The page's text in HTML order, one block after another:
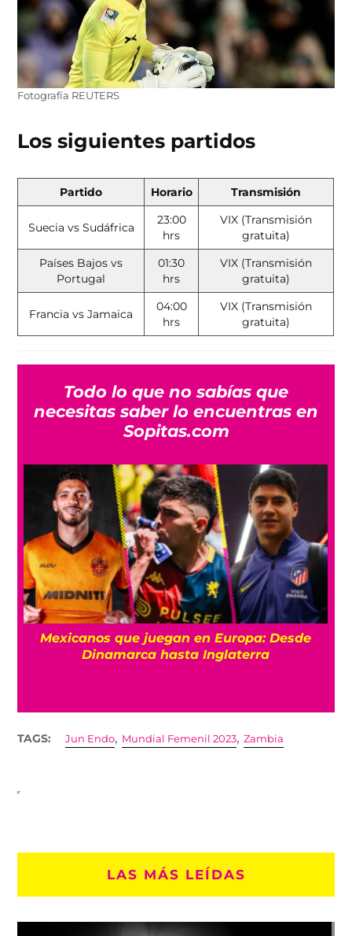
Fotografía REUTERS
Los siguientes partidos
Partido Horario Transmisión
Suecia vs Sudáfrica
23:00
hrs
VIX (Transmisión
gratuita)
Países Bajos vs
Portugal
01:30
hrs
VIX (Transmisión
gratuita)
Francia vs Jamaica
04:00
hrs
VIX (Transmisión
gratuita)
Todo lo que no sabías que
necesitas saber lo encuentras en
Sopitas.com
Mexicanos que juegan en Europa: Desde
Dinamarca hasta Inglaterra
TAGS: Jun Endo, Mundial Femenil 2023,Zambia
LAS MÁS LEÍDAS